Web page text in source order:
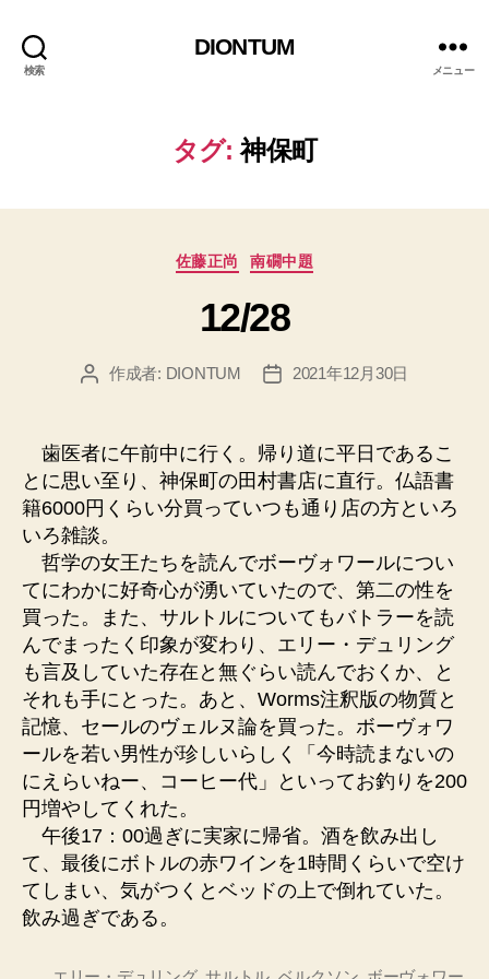
検索
DIONTUM
メニュー
タグ: 神保町
カ
ゴ
リ
佐藤正尚 南礀中題
12/28
投 作成者: DIONTUM
投
2021年12月30日
歯医者に午前中に行く。帰り道に平日であるこ
とに思い至り、神保町の田村書店に直行。仏語書
籍6000円くらい分買っていつも通り店の方といろ
いろ雑談。
哲学の女王たちを読んでボーヴォワールについ
てにわかに好奇心が湧いていたので、第二の性を
買った。また、サルトルについてもバトラーを読
んでまったく印象が変わり、エリー・デュリング
も言及していた存在と無ぐらい読んでおくか、と
それも手にとった。あと、Worms注釈版の物質と
記憶、セールのヴェルヌ論を買った。ボーヴォワ
ールを若い男性が珍しいらしく「今時読まないの
にえらいねー、コーヒー代」といってお釣りを200
円増やしてくれた。
午後17：00過ぎに実家に帰省。酒を飲み出し
て、最後にボトルの赤ワインを1時間くらいで空け
てしまい、気がつくとベッドの上で倒れていた。
飲み過ぎである。